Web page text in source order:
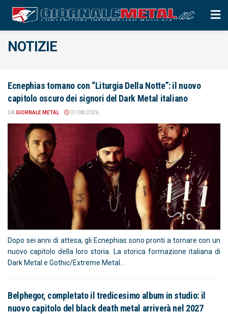
NOTIZIE
Ecnephias tornano con “Liturgia Della Notte”: il nuovo
capitolo oscuro dei signori del Dark Metal italiano
DAGIORNALE METAL 07/08/2026
Dopo sei anni di attesa, gli Ecnephias sono pronti a tornare con un
nuovo capitolo della loro storia. La storica formazione italiana di
Dark Metal e Gothic/Extreme Metal...
Belphegor, completato il tredicesimo album in studio: il
nuovo capitolo del black death metal arriverà nel 2027